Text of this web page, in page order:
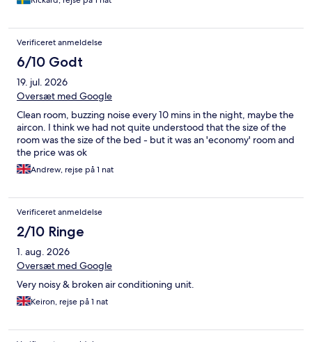
Verificeret anmeldelse
6/10 Godt
19. jul. 2026
Oversæt med Google
Clean room, buzzing noise every 10 mins in the night, maybe the
aircon. I think we had not quite understood that the size of the
room was the size of the bed - but it was an 'economy' room and
the price was ok
Andrew, rejse på 1 nat
Verificeret anmeldelse
2/10 Ringe
1. aug. 2026
Oversæt med Google
Very noisy & broken air conditioning unit.
Keiron, rejse på 1 nat